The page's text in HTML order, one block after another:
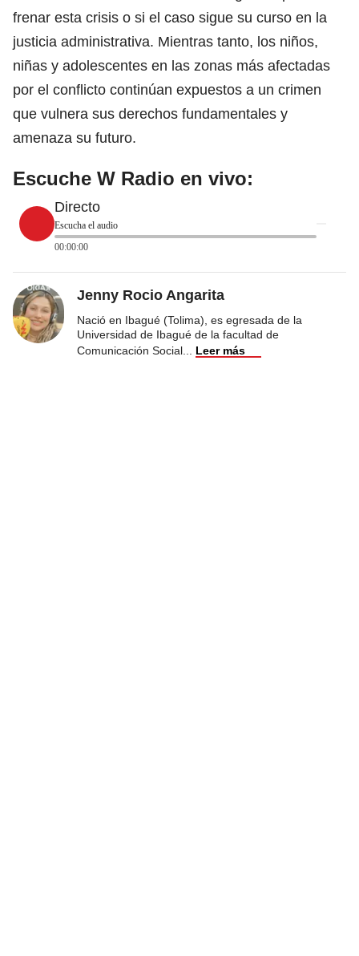
frenar esta crisis o si el caso sigue su curso en la
justicia administrativa. Mientras tanto, los niños,
niñas y adolescentes en las zonas más afectadas
por el conflicto continúan expuestos a un crimen
que vulnera sus derechos fundamentales y
amenaza su futuro.
Escuche W Radio en vivo:
Directo
Escucha el audio
00:00:00
Jenny Rocio Angarita
Nació en Ibagué (Tolima), es egresada de la
Universidad de Ibagué de la facultad de
Comunicación Social
Leer más